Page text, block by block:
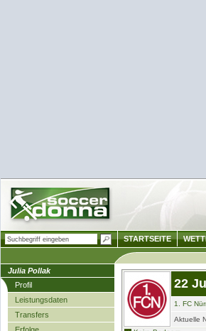
Julia Pollak
Profil
Leistungsdaten
Transfers
22
1. FC
Aktuelle
STARTSEITE